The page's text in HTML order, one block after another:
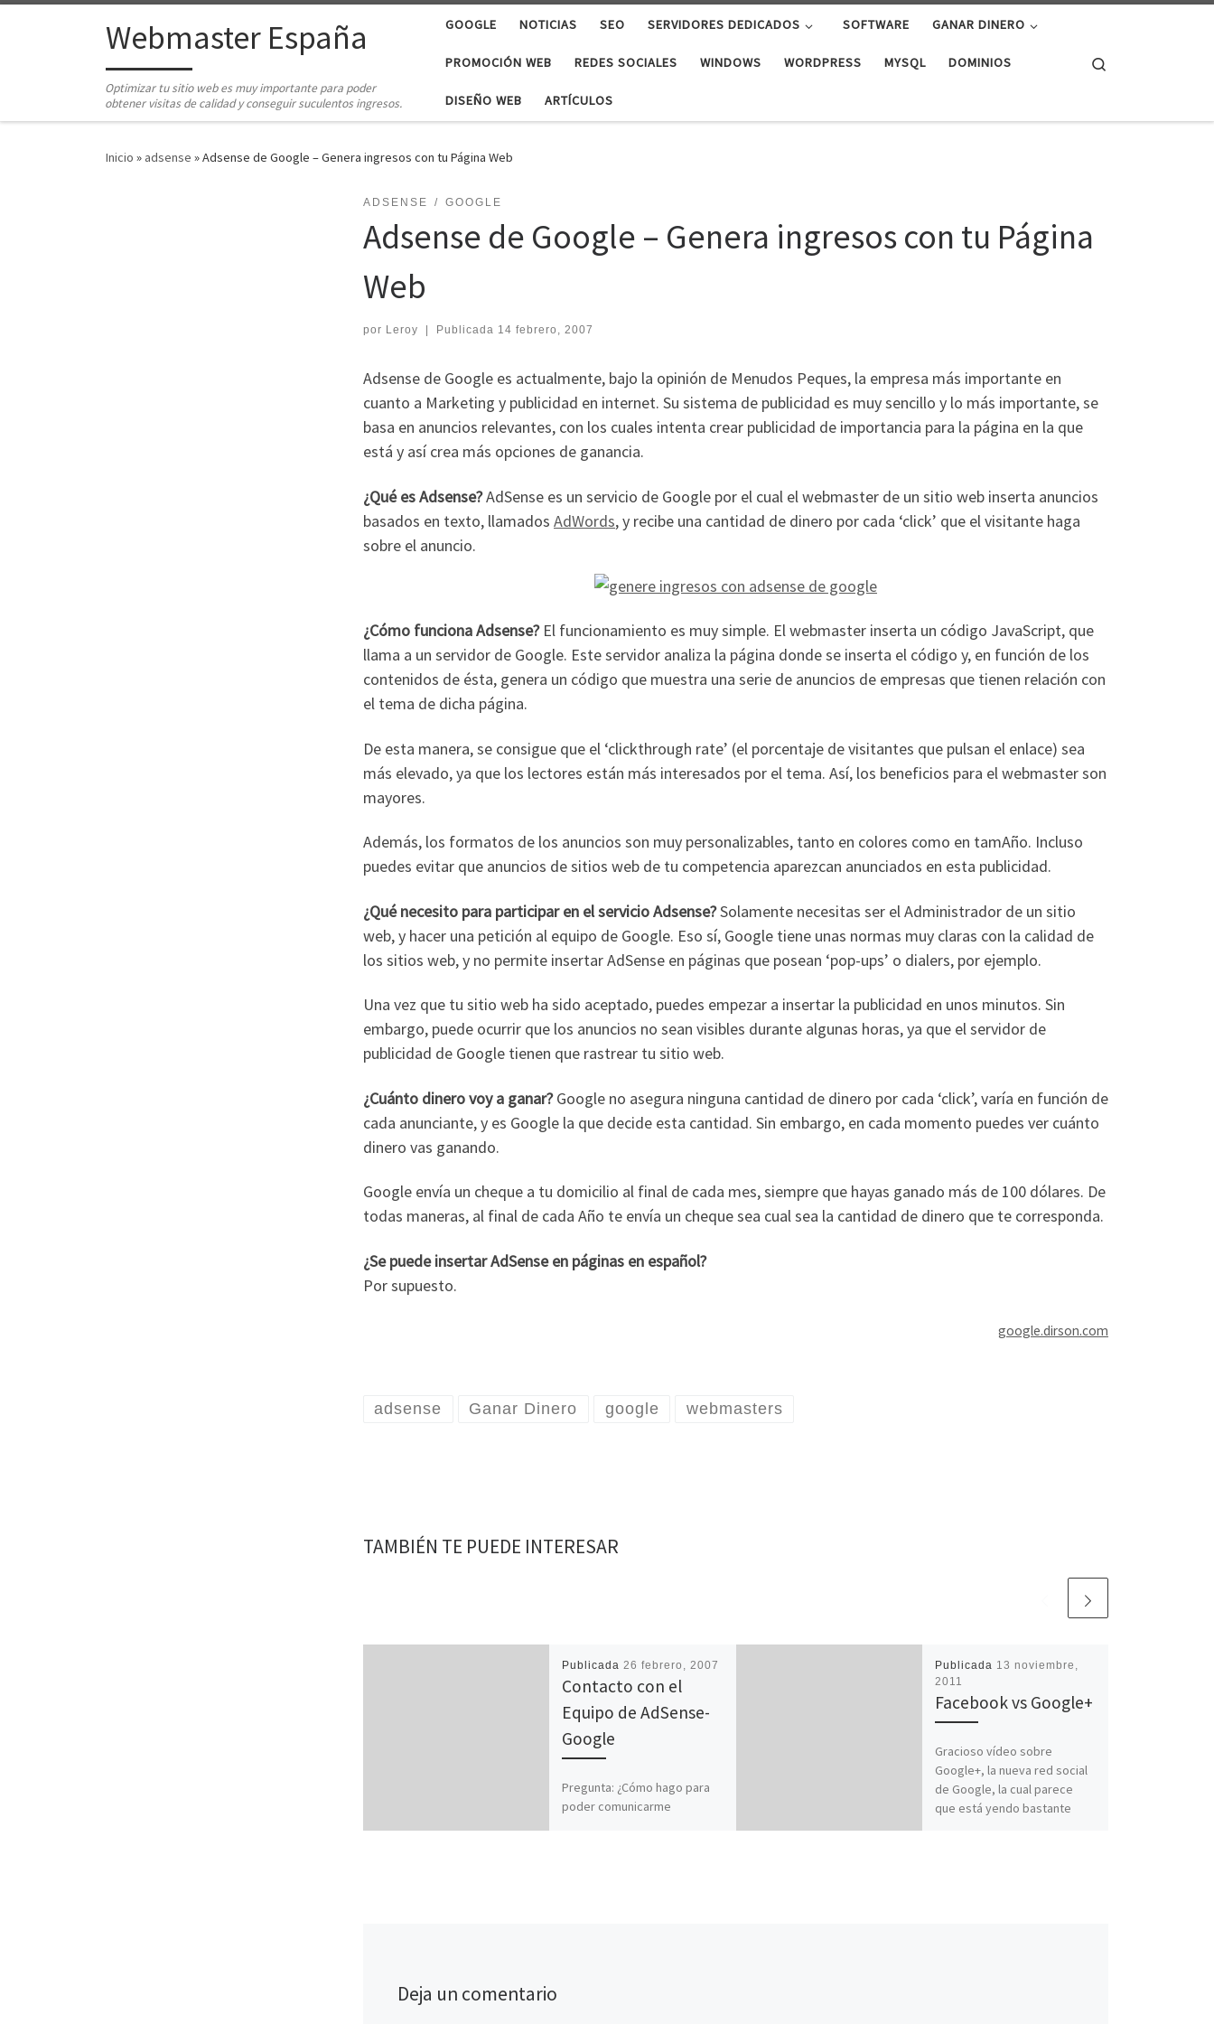
Saltar al contenidoWebmaster España
Optimizar tu sitio web es muy importante para poder
obtener visitas de calidad y conseguir suculentos ingresos.
GOOGLE NOTICIAS SEO SERVIDORES DEDICADOS SOFTWARE GANAR DINERO
PROMOCIÓN WEB REDES SOCIALES WINDOWS WORDPRESS MYSQL DOMINIOS
DISEÑO WEB ARTÍCULOS
Inicio » adsense »Adsense de Google – Genera ingresos con tu Página Web
ADSENSE GOOGLE
Adsense de Google – Genera ingresos con tu Página
Web
por Leroy Publicada 14 febrero, 2007
Adsense de Google es actualmente, bajo la opinión de Menudos Peques, la empresa más importante en
cuanto a Marketing y publicidad en internet. Su sistema de publicidad es muy sencillo y lo más importante, se
basa en anuncios relevantes, con los cuales intenta crear publicidad de importancia para la página en la que
está y así crea más opciones de ganancia.
¿Qué es Adsense?AdSense es un servicio de Google por el cual el webmaster de un sitio web inserta anuncios
basados en texto, llamados AdWords, y recibe una cantidad de dinero por cada ‘click’ que el visitante haga
sobre el anuncio.
¿Cómo funciona Adsense? El funcionamiento es muy simple. El webmaster inserta un código JavaScript, que
llama a un servidor de Google. Este servidor analiza la página donde se inserta el código y, en función de los
contenidos de ésta, genera un código que muestra una serie de anuncios de empresas que tienen relación con
el tema de dicha página.
De esta manera, se consigue que el ‘clickthrough rate’ (el porcentaje de visitantes que pulsan el enlace) sea
más elevado, ya que los lectores están más interesados por el tema. Así, los beneficios para el webmaster son
mayores.
Además, los formatos de los anuncios son muy personalizables, tanto en colores como en tamAño. Incluso
puedes evitar que anuncios de sitios web de tu competencia aparezcan anunciados en esta publicidad.
¿Qué necesito para participar en el servicio Adsense?Solamente necesitas ser el Administrador de un sitio
web, y hacer una petición al equipo de Google. Eso sí, Google tiene unas normas muy claras con la calidad de
los sitios web, y no permite insertar AdSense en páginas que posean ‘pop-ups’ o dialers, por ejemplo.
Una vez que tu sitio web ha sido aceptado, puedes empezar a insertar la publicidad en unos minutos. Sin
embargo, puede ocurrir que los anuncios no sean visibles durante algunas horas, ya que el servidor de
publicidad de Google tienen que rastrear tu sitio web.
¿Cuánto dinero voy a ganar?Google no asegura ninguna cantidad de dinero por cada ‘click’, varía en función de
cada anunciante, y es Google la que decide esta cantidad. Sin embargo, en cada momento puedes ver cuánto
dinero vas ganando.
Google envía un cheque a tu domicilio al final de cada mes, siempre que hayas ganado más de 100 dólares. De
todas maneras, al final de cada Año te envía un cheque sea cual sea la cantidad de dinero que te corresponda.
¿Se puede insertar AdSense en páginas en español?
Por supuesto.
google.dirson.com
adsense Ganar Dinero google webmasters
TAMBIÉN TE PUEDE INTERESAR
Publicada 26 febrero, 2007
Contacto con el
Equipo de AdSense-
Google
Pregunta: ¿Cómo hago para
poder comunicarme
Publicada 13 noviembre,
2011
Facebook vs Google+
Gracioso vídeo sobre
Google+, la nueva red social
de Google, la cual parece
que está yendo bastante
Deja un comentario